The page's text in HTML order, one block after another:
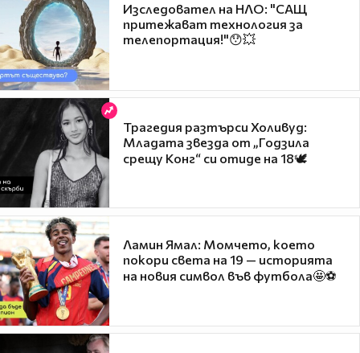
Изследовател на НЛО: "САЩ
притежават технология за
телепортация!"😯💥
Трагедия разтърси Холивуд:
Младата звезда от „Годзила
срещу Конг“ си отиде на 18🕊️
Ламин Ямал: Момчето, което
покори света на 19 — историята
на новия символ във футбола🤩⚽